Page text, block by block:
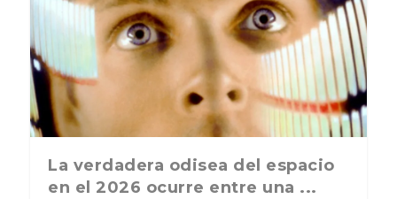
La última postal de la temporada
nos recuerda que nos vamos ...
La verdadera odisea del espacio
en el 2026 ocurre entre una ...